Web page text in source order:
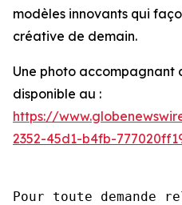
modèles innovants qui
créative de demain.
Une photo accompagnant
disponible au :
https://
2352-45d1-b4fb-
Pour toute